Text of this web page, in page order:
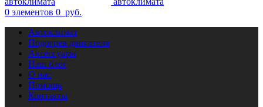
0 элементов 0 руб.
Автоклимат
Подогрев двигателя
Аксессуары
Наш блог
О нас
Помощь
Контакты